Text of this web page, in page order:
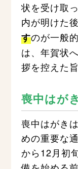
状を受け取
内が明けた
すのが一般
は、年賀状
拶を控えた
喪中はが
喪中はがき
めの重要な
から12月初